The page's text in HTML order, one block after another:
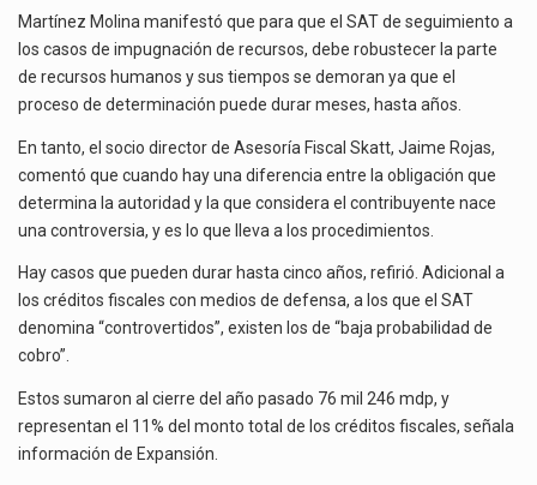
Martínez Molina manifestó que para que el SAT de seguimiento a
los casos de impugnación de recursos, debe robustecer la parte
de recursos humanos y sus tiempos se demoran ya que el
proceso de determinación puede durar meses, hasta años.
En tanto, el socio director de Asesoría Fiscal Skatt, Jaime Rojas,
comentó que cuando hay una diferencia entre la obligación que
determina la autoridad y la que considera el contribuyente nace
una controversia, y es lo que lleva a los procedimientos.
Hay casos que pueden durar hasta cinco años, refirió. Adicional a
los créditos fiscales con medios de defensa, a los que el SAT
denomina “controvertidos”, existen los de “baja probabilidad de
cobro”.
Estos sumaron al cierre del año pasado 76 mil 246 mdp, y
representan el 11% del monto total de los créditos fiscales, señala
información de Expansión.